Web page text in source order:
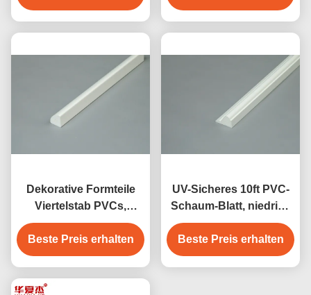
Formteile
Dekorative Formteile
Viertelstab PVCs,
recyclebares
dekoratives Formteil für
Wände
Beste Preis erhalten
UV-Sicheres 10ft PVC-
Schaum-Blatt, niedrige
Kappen-weiße Vinyl-
PVC-Formteile für Haus
Beste Preis erhalten